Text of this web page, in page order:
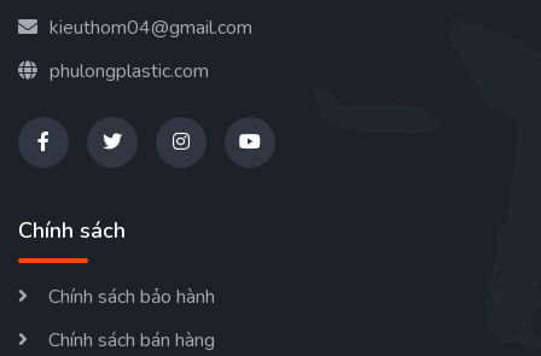
kieuthom04@gmail.com
phulongplastic.com
Chính sách
Chính sách bảo hành
Chính sách bán hàng